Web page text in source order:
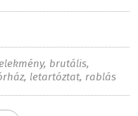
, brutális,
, letartóztat, rablás